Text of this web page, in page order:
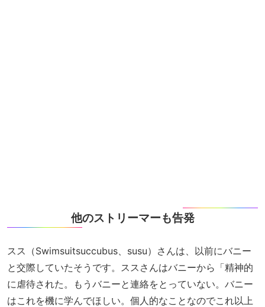
他のストリーマーも告発
スス（Swimsuitsuccubus、susu）さんは、以前にバニー
と交際していたそうです。ススさんはバニーから「精神的
に虐待された。もうバニーと連絡をとっていない。バニー
はこれを機に学んでほしい。個人的なことなのでこれ以上